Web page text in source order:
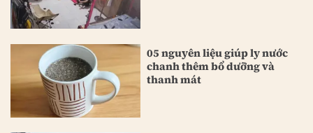
05 nguyên liệu giúp ly nước
chanh thêm bổ dưỡng và
thanh mát